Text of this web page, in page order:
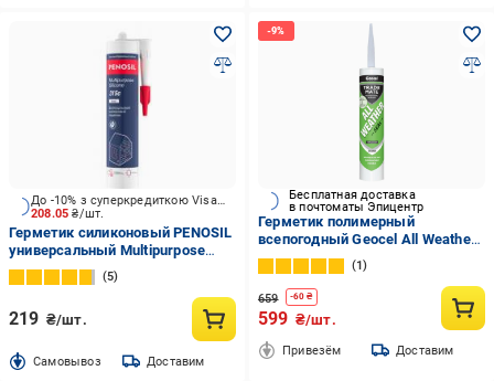
208.05₴/шт.
До -10% з суперкредиткою Visa Вигода
Герметик силиконовый PENOSIL
универсальный Multipurpose
Silicone 315c белый 310 мл
5
219 ₴/шт.
Cамовывоз Доставим
Бесплатная доставка
в почтоматы Эпицентр
Герметик полимерный
всепогодный Geocel All Weather
310 мл Прозрачный (7100012)
1
659 -60 ₴
599 ₴/шт.
Привезём Доставим